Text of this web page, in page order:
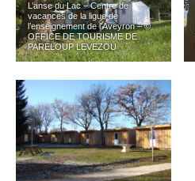
L’anse du Lac – Centre de
vacances de la ligue de
l’enseignement de l’Aveyron – ©
OFFICE DE TOURISME DE
PARELOUP LEVEZOU